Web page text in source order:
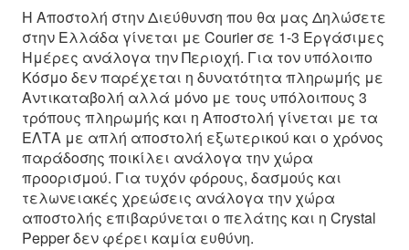
Η Αποστολή στην Διεύθυνση που θα μας Δηλώσετε
στην Ελλάδα γίνεται με Courier σε 1-3 Εργάσιμες
Ημέρες ανάλογα την Περιοχή. Για τον υπόλοιπο
Κόσμο δεν παρέχεται η δυνατότητα πληρωμής με
Αντικαταβολή αλλά μόνο με τους υπόλοιπους 3
τρόπους πληρωμής και η Αποστολή γίνεται με τα
ΕΛΤΑ με απλή αποστολή εξωτερικού και ο χρόνος
παράδοσης ποικίλει ανάλογα την χώρα
προορισμού. Για τυχόν φόρους, δασμούς και
τελωνειακές χρεώσεις ανάλογα την χώρα
αποστολής επιβαρύνεται ο πελάτης και η Crystal
Pepper δεν φέρει καμία ευθύνη.